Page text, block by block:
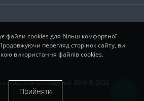
ювелирных изделий GSW © 2026
файли cookies для більш комфортної
перегляд сторінок сайту, ви
використання файлів cookies.
Прийняти